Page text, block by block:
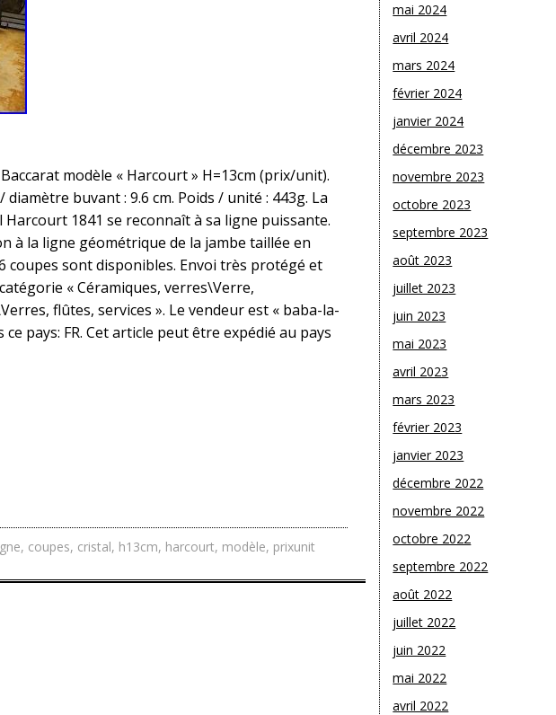
modèle « Harcourt » H=13cm (prix/unit).
buvant : 9.6 cm. Poids / unité : 443g. La
1841 se reconnaît à sa ligne puissante.
à la ligne géométrique de la jambe taillée en
coupes sont disponibles. Envoi très protégé et
« Céramiques, verres\Verre,
flûtes, services ». Le vendeur est « baba-la-
pays: FR. Cet article peut être expédié au pays
, coupes, cristal, h13cm, harcourt, modèle, prixunit
mai 2024
avril 2024
mars 2024
février 2024
janvier 2024
décembre 2023
novembre 2023
octobre 2023
septembre 2023
août 2023
juillet 2023
juin 2023
mai 2023
avril 2023
mars 2023
février 2023
janvier 2023
décembre 2022
novembre 2022
octobre 2022
septembre 2022
août 2022
juillet 2022
juin 2022
mai 2022
avril 2022